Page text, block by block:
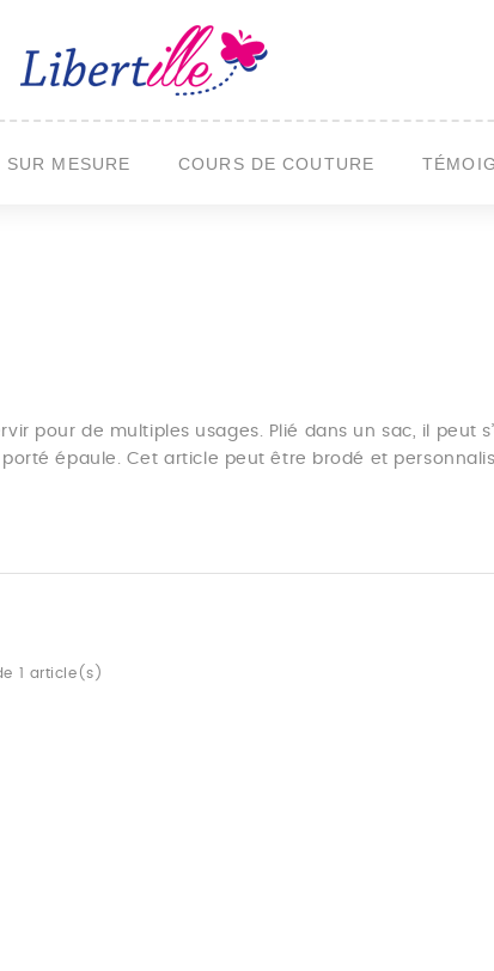
SUR MESURE COURS DE COUTURE
pour de multiples usages. Plié dans un sac, il peut
épaule. Cet article peut être brodé et
1 article(s)